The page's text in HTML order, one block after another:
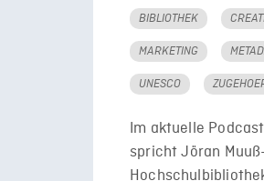
BIBLIOTHEK
MARKETING
UNESCO
Im aktuelle
spricht Jöran